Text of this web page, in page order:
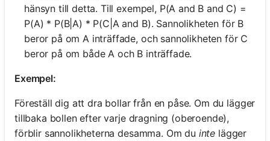
hänsyn till detta. Till exempel, P(A and B and C) =
P(A) * P(B|A) * P(C|A and B). Sannolikheten för B
beror på om A inträffade, och sannolikheten för C
beror på om både A och B inträffade.
Exempel:
Föreställ dig att dra bollar från en påse. Om du lägger
tillbaka bollen efter varje dragning (oberoende),
förblir sannolikheterna desamma. Om du inte lägger